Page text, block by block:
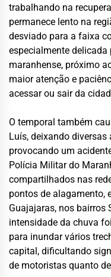
trabalhando na
permanece lento na
desviado para a faixa
especialmente
maranhense, próximo
maior atenção e
acessar ou sair da
O temporal também
Luís, deixando
provocando um
Polícia Militar do
compartilhados nas
pontos de alagamento,
Guajajaras, nos bairros
intensidade da chuva
para inundar vários
capital, dificultando
de motoristas quanto